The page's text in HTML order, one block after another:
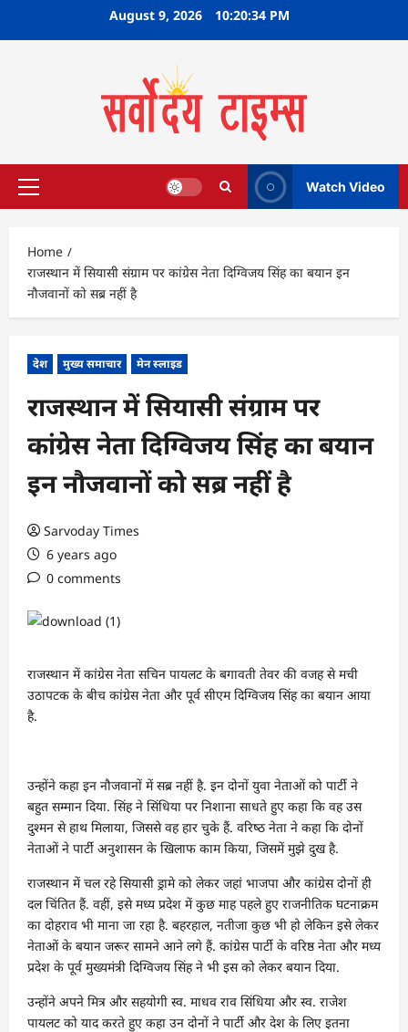
August 9, 2026 10:20:35 PM
Primary
Watch Video
Home
राजस्थान में सियासी संग्राम पर कांग्रेस नेता दिग्विजय सिंह का बयान इन
नौजवानों को सब्र नहीं है
देश मुख्य समाचार मेन स्लाइड
राजस्थान में सियासी संग्राम पर
कांग्रेस नेता दिग्विजय सिंह का बयान
इन नौजवानों को सब्र नहीं है
Sarvoday Times
6 years ago
0 comments
राजस्थान में कांग्रेस नेता सचिन पायलट के बगावती तेवर की वजह से मची
उठापटक के बीच कांग्रेस नेता और पूर्व सीएम दिग्विजय सिंह का बयान आया
है.
उन्होंने कहा इन नौजवानों में सब्र नहीं है. इन दोनों युवा नेताओं को पार्टी ने
बहुत सम्मान दिया. सिंह ने सिंधिया पर निशाना साधते हुए कहा कि वह उस
दुश्मन से हाथ मिलाया, जिससे वह हार चुके हैं. वरिष्‍ठ नेता ने कहा कि दोनों
नेताओं ने पार्टी अनुशासन के खिलाफ काम किया, जिसमें मुझे दुख है.
राजस्थान में चल रहे सियासी ड्रामे को लेकर जहां भाजपा और कांग्रेस दोनों ही
दल चिंतित हैं. वहीं, इसे मध्य प्रदेश में कुछ माह पहले हुए राजनीतिक घटनाक्रम
का दोहराव भी माना जा रहा है. बहरहाल, नतीजा कुछ भी हो लेकिन इसे लेकर
नेताओं के बयान जरूर सामने आने लगे हैं. कांग्रेस पार्टी के वरिष्ठ नेता और मध्य
प्रदेश के पूर्व मुख्यमंत्री दिग्विजय सिंह ने भी इस को लेकर बयान दिया.
उन्होंने अपने मित्र और सहयोगी स्व. माधव राव सिंधिया और स्व. राजेश
पायलट को याद करते हुए कहा उन दोनों ने पार्टी और देश के लिए इतना